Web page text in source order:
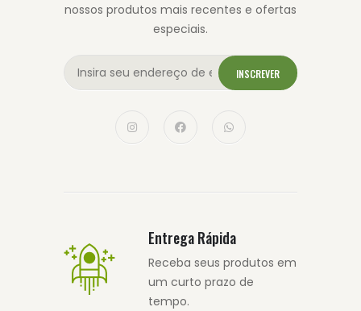
nossos produtos mais recentes e ofertas
especiais.
INSCREVER
Entrega Rápida
Receba seus produtos em
um curto prazo de
tempo.